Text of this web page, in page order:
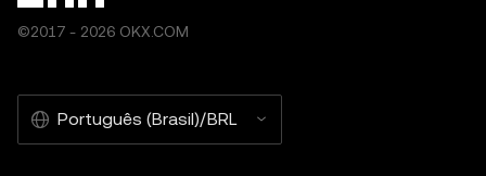
©2017 - 2026 OKX.COM
Português (Brasil)/BRL